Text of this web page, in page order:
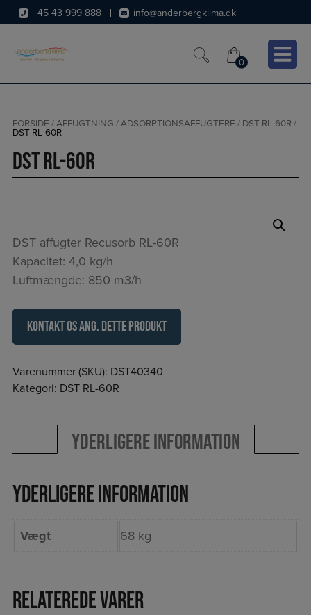
Hop
til
indholdet
+45 43 999 888 info@anderbergklima.dk
0
0
FORSIDE /AFFUGTNING /ADSORPTIONSAFFUGTERE / DST RL-60R/
DST RL-60R
DST RL-60R
DST affugter Recusorb RL-60R
Kapacitet: 4,0 kg/h
Luftmængde: 850 m3/h
Kontakt os ang. dette produkt
Varenummer (SKU): DST40340
Kategori: DST RL-60R
Yderligere information
Yderligere information
Vægt 68 kg
Relaterede varer